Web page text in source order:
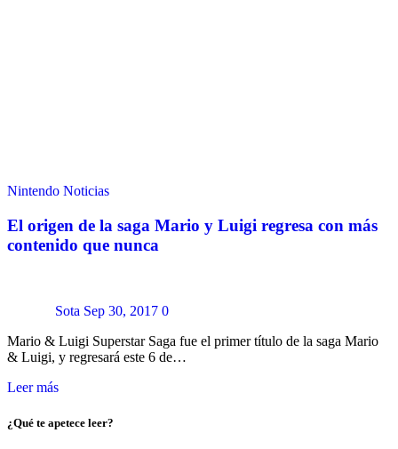
Nintendo Noticias
El origen de la saga Mario y Luigi regresa con más
contenido que nunca
Sota Sep 30, 2017 0
Mario & Luigi Superstar Saga fue el primer título de la saga Mario
& Luigi, y regresará este 6 de…
Leer más
¿Qué te apetece leer?